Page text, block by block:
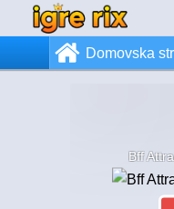
Domovska
Bff